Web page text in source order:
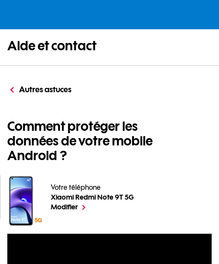
Aide et contact
Autres astuces
Comment protéger les
données de votre mobile
Android ?
Votre téléphone
Xiaomi Redmi Note 9T 5G
Comment protéger les données de votre mobile
Modifierle téléphone sélectionné